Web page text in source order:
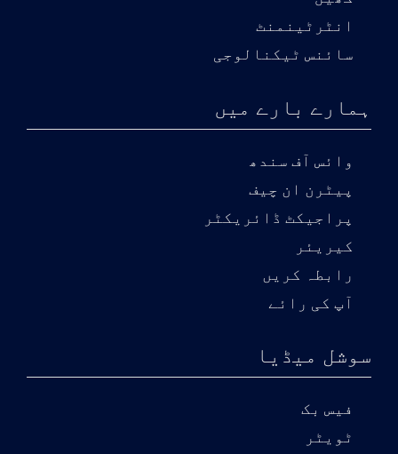
انٹرٹینمنٹ
سائنس ٹیکنالوجی
ہمارے بارے میں
وائس آف سندھ
پیٹرن ان چیف
پراجیکٹ ڈائریکٹر
کیریئر
رابطہ کریں
آپ کی رائے
سوشل میڈیا
فیس بک
ٹویٹر